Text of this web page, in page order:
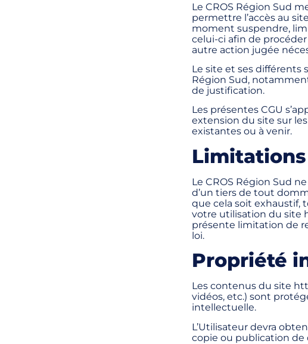
Le CROS Région Sud
permettre l’accès au
moment suspendre,
celui-ci afin de
autre action jugée
Le site et ses différents
Région Sud,
de justification.
Les présentes CGU
extension du site sur
existantes ou à venir.
Le CROS Région Sud
d’un tiers de tout
que cela soit exhaustif,
votre utilisation du site
présente limitation de
loi.
Propriété
Les contenus du site
vidéos, etc.) sont
intellectuelle.
L’Utilisateur devra
copie ou publication de